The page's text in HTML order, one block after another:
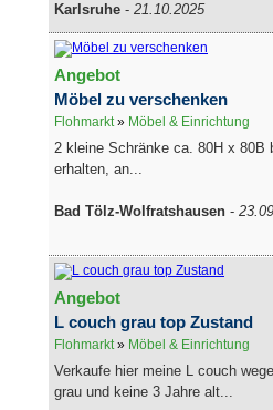
Karlsruhe - 21.10.2025
Angebot
Möbel zu verschenken
Flohmarkt» Möbel & Einrichtung
2 kleine Schränke ca. 80H x 80B
erhalten, an...
Bad Tölz-Wolfratshausen -
Angebot
L couch grau top Zustand
Flohmarkt» Möbel & Einrichtung
Verkaufe hier meine L couch
grau und keine 3 Jahre alt...